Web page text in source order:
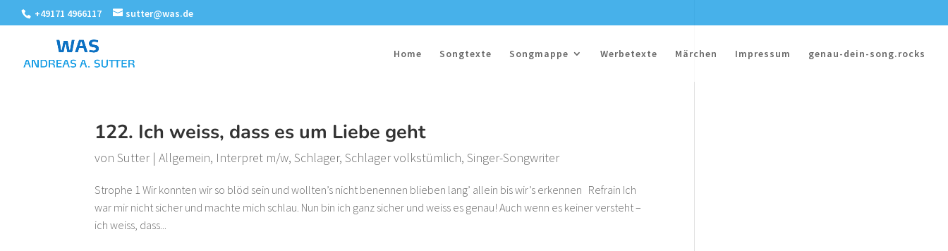
+49171 4966117 sutter@was.de
Home Songtexte Songmappe Werbetexte Märchen Impressum genau-dein-song.rocks
122. Ich weiss, dass es um Liebe geht
vonSutter|Allgemein, Interpret m/w,Schlager,Schlager volkstümlich,Singer-Songwriter
Strophe 1 Wir konnten wir so blöd sein und wollten’s nicht benennen blieben lang’ allein bis wir’s erkennen Refrain Ich
war mir nicht sicher und machte mich schlau. Nun bin ich ganz sicher und weiss es genau! Auch wenn es keiner versteht –
ich weiss, dass...